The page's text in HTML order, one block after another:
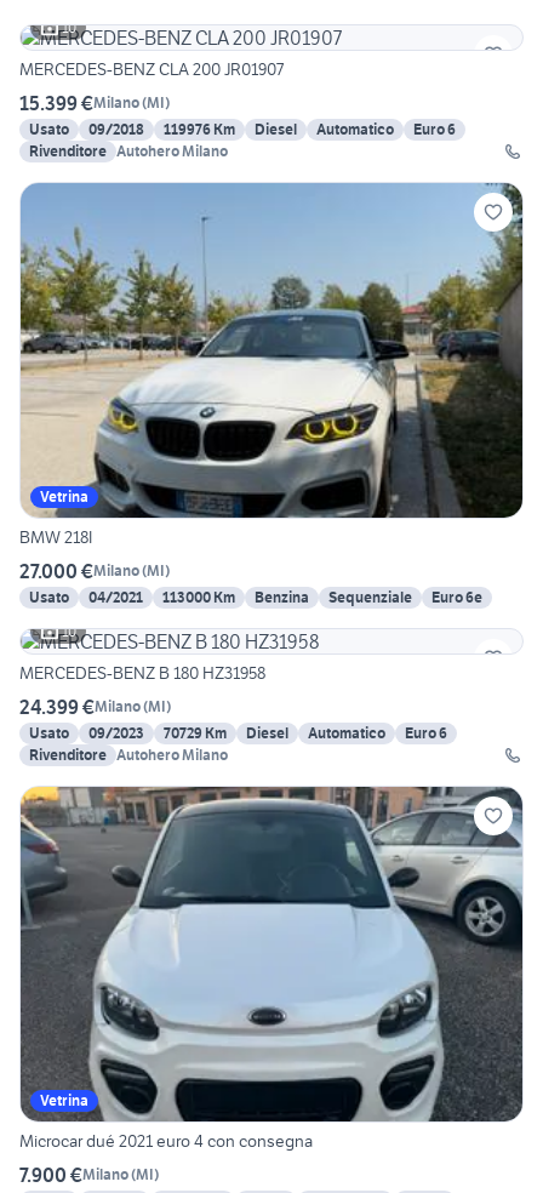
10
MERCEDES-BENZ CLA 200 JR01907
15.399 €Milano(MI)
Usato
09/2018 119976 Km Diesel Automatico
Euro 6
Rivenditore Autohero Milano
Vetrina
BMW 218I
27.000 €Milano(MI)
Usato
04/2021 113000 Km Benzina Sequenziale
Euro 6e
10
MERCEDES-BENZ B 180 HZ31958
24.399 €Milano(MI)
Usato
09/2023 70729 Km Diesel Automatico
Euro 6
Rivenditore Autohero Milano
Vetrina
Microcar dué 2021 euro 4 con consegna
7.900 €Milano(MI)